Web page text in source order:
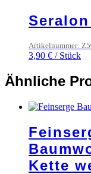
Artikelnummer:
3,90 € / Stück
Ähnliche
Kette